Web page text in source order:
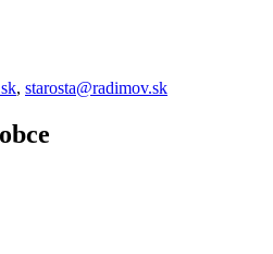
, starosta@radimov.sk